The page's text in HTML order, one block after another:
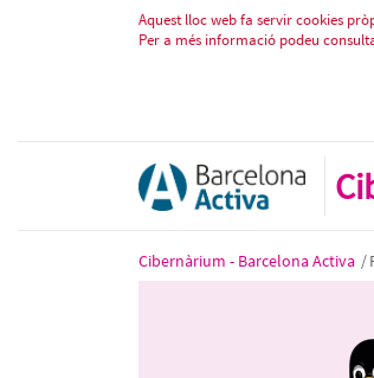
Linux nivell 1:
Aquest lloc web fa servir cookies
Per a més informació podeu
Cibernàrium - Barcelona Activa /